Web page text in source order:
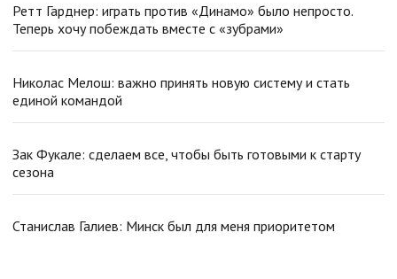
Ретт Гарднер: играть против «Динамо» было непросто.
Теперь хочу побеждать вместе с «зубрами»
Николас Мелош: важно принять новую систему и стать
единой командой
Зак Фукале: сделаем все, чтобы быть готовыми к старту
сезона
Станислав Галиев: Минск был для меня приоритетом